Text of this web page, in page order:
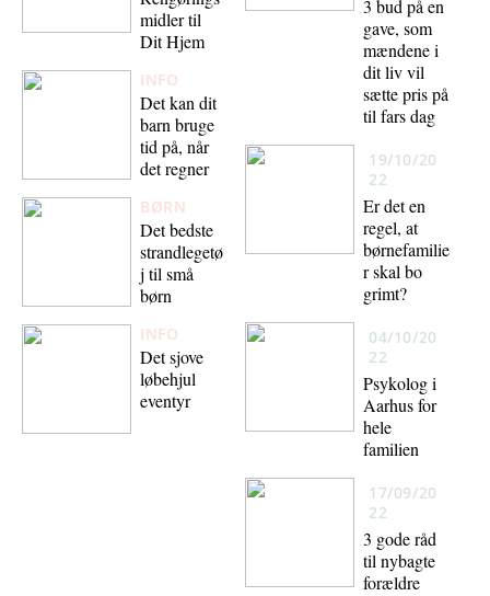
midler til
Dit Hjem
INFO
Det kan dit
barn bruge
tid på, når
det regner
BØRN
Det bedste
strandlegetø
j til små
børn
INFO
Det sjove
løbehjul
eventyr
3 bud på en
gave, som
mændene i
dit liv vil
sætte pris på
til fars dag
19/10/20
22
Er det en
regel, at
børnefamilie
r skal bo
grimt?
04/10/20
22
Psykolog i
Aarhus for
hele
familien
17/09/20
22
3 gode råd
til nybagte
forældre